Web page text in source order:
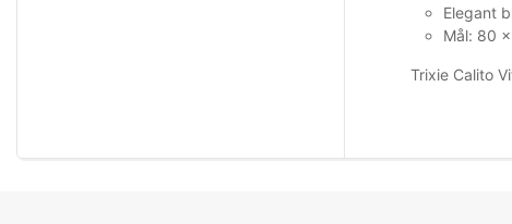
Elegant
Mål: 80
Trixie Calito